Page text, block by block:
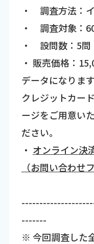
・ 調査方法：
・ 調査対象：
・ 設問数：5問
・ 販売価格：
データになります
クレジットカー
ージをご用意い
ださい。
・ オンライン決
（お問い合わせ
-------
※ 今回調査した